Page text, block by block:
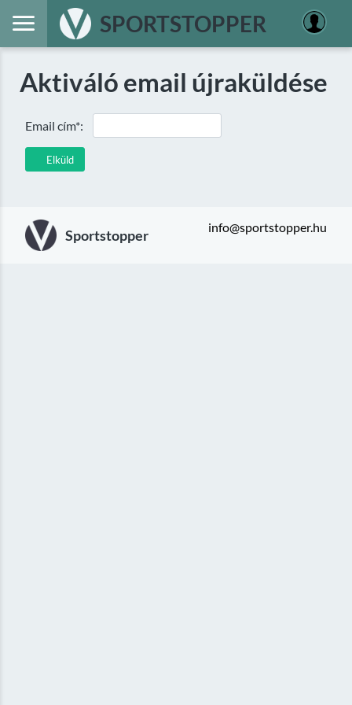
SPORTSTOPPER
Aktiváló email újraküldése
Elküld
Email cím*:
Sportstopper info@sportstopper.hu